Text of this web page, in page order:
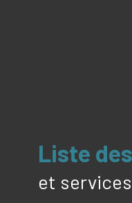
liste
et services